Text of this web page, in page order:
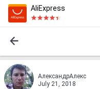
AliExpress
АлександрАлекс
July 21, 2018